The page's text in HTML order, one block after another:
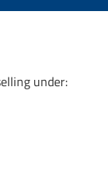
under: